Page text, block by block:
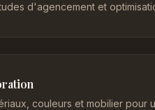
d'agencement et
couleurs et mobilier pour